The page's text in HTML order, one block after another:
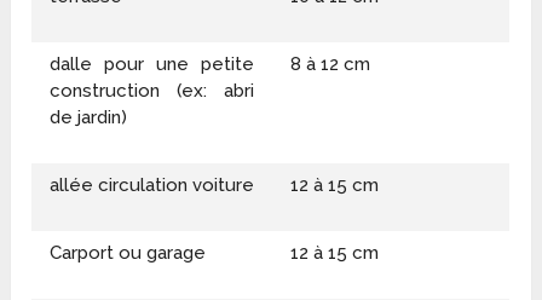
dalle pour une petite
construction (ex: abri
de jardin)
8 à 12 cm
allée circulation voiture 12 à 15 cm
Carport ou garage 12 à 15 cm